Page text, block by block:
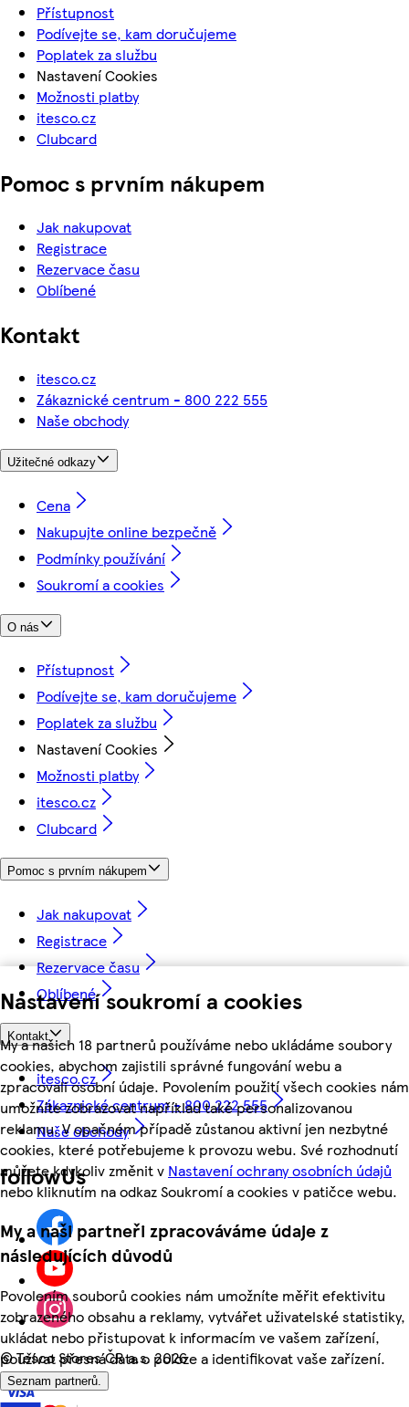
Nastavení soukromí a cookies
My a našich 18 partnerů používáme nebo ukládáme soubory
cookies, abychom zajistili správné fungování webu a
zpracovali osobní údaje. Povolením použití všech cookies nám
umožníte zobrazovat například také personalizovanou
reklamu. V opačném případě zůstanou aktivní jen nezbytné
cookies, které potřebujeme k provozu webu. Své rozhodnutí
můžete kdykoliv změnit v Nastavení ochrany osobních údajů
nebo kliknutím na odkaz Soukromí a cookies v patičce webu.
My a naši partneři zpracováváme údaje z
následujících důvodů
Povolením souborů cookies nám umožníte měřit efektivitu
zobrazeného obsahu a reklamy, vytvářet uživatelské statistiky,
ukládat nebo přistupovat k informacím ve vašem zařízení,
používat přesná data o poloze a identifikovat vaše zařízení.
Seznam partnerů.
Přístupnost
Podívejte se, kam doručujeme
Poplatek za službu
Nastavení Cookies
Možnosti platby
itesco.cz
Clubcard
Pomoc s prvním nákupem
Jak nakupovat
Registrace
Rezervace času
Oblíbené
Kontakt
itesco.cz
Zákaznické centrum - 800 222 555
Naše obchody
Užitečné odkazy
Cena
Nakupujte online bezpečně
Podmínky používání
Soukromí a cookies
O nás
Přístupnost
Podívejte se, kam doručujeme
Poplatek za službu
Nastavení Cookies
Možnosti platby
itesco.cz
Clubcard
Pomoc s prvním nákupem
Jak nakupovat
Registrace
Rezervace času
Oblíbené
Kontakt
itesco.cz
Zákaznické centrum - 800 222 555
Naše obchody
followUs
©Tesco Stores ČR a.s. 2026